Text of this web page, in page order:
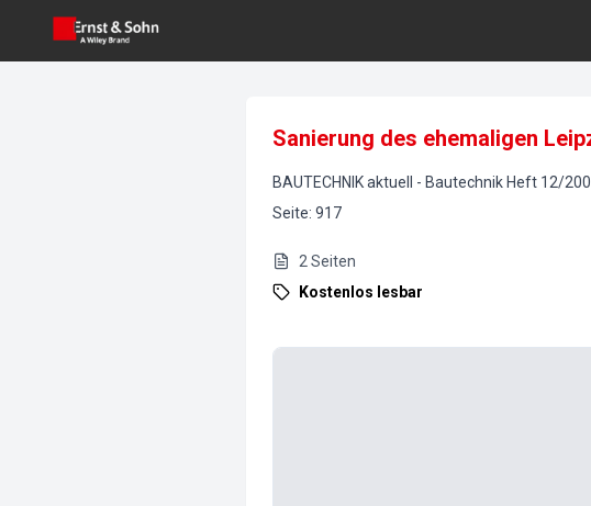
Sanierung des ehemaligen
BAUTECHNIK aktuell - Bautechnik Heft 12/
Seite: 917
2 Seiten
Kostenlos lesbar